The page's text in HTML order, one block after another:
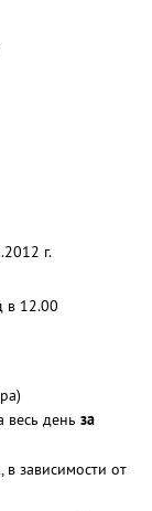
г.
в 12.00
весь день за
зависимости от